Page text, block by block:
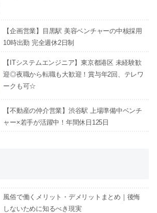
【企画営業】目黒駅 美容ベンチャーの中核採用
10時出勤 完全週休2日制
【ITシステムエンジニア】東京都港区 未経験歓
迎◎夜職から転職も大歓迎！賞与年2回、テレワ
ークも可☆
【不動産の仲介営業】渋谷駅 上場準備中ベンチ
ャー×若手が活躍中！年間休日125日
風俗で働くメリット・デメリットまとめ｜後悔
しないために知るべき現実